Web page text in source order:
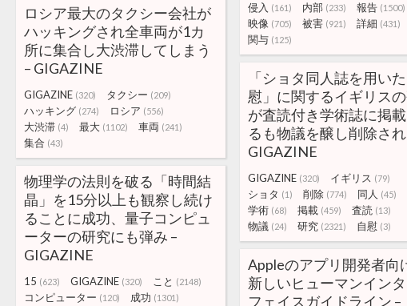
侵入 (161) 内部 (233) 報告 (1500)
映像 (705) 被害 (921) 詳細 (431)
関与 (125)
ロシア最大のタクシー会社が
ハッキングされ全車両が1カ
所に集合し大渋滞してしまう
– GIGAZINE
GIGAZINE (320) タクシー (209)
ハッキング (274) ロシア (556)
大渋滞 (4) 最大 (1102) 車両 (241)
集合 (43)
「ショタ同人誌を用い
慰」に関するイギリス
が査読付き学術誌に掲
るも物議を醸し削除さ
GIGAZINE
GIGAZINE (320) イギリス (79)
ショタ (1) 削除 (774) 同人 (45)
学術 (68) 掲載 (459) 査読 (13)
物議 (24) 研究 (2321) 自慰 (3)
物理学の法則を破る「時間結
晶」を15分以上も観察し続け
ることに成功、量子コンピュ
ーターの研究にも弾み –
GIGAZINE
15 (623) GIGAZINE (320) こと (2148)
コンピューター (120) 成功 (1301)
Appleのアプリ開発者向
新しいヒューマンイン
フェイスガイドライン –